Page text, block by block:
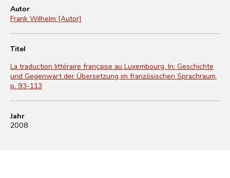
Autor
Frank Wilhelm [Autor]
Titel
La traduction littéraire française au Luxembourg. In: Geschichte
und Gegenwart der Übersetzung im französischen Sprachraum,
p. 93-113
Jahr
2008